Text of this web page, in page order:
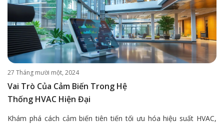
27 Tháng mười một, 2024
Vai Trò Của Cảm Biến Trong Hệ
Thống HVAC Hiện Đại
Khám phá cách cảm biến tiên tiến tối ưu hóa hiệu suất HVAC,